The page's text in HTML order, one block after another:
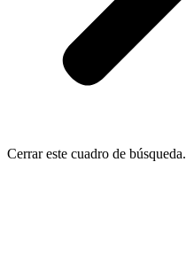
Cerrar este cuadro de búsqueda.